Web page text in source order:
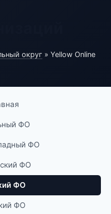
округ » Yellow Online
ФО
ФО
ФО
ФО
ФО